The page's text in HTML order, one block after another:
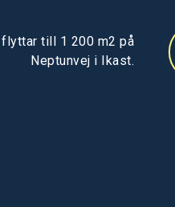
flyttar till 1 200 m2 på
Neptunvej i Ikast.